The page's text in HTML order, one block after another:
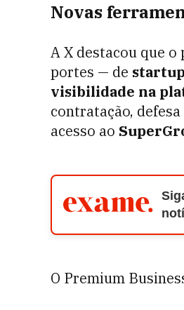
Novas
A X destacou que
portes — de
visibilidade na
contratação,
acesso ao
O Premium